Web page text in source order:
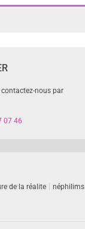
contactez-nous par
07 46
de la réalite néphilims